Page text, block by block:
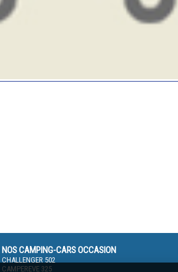
NOS CAMPING-CARS OCCASION
CHALLENGER 502
CAMPEREVE 325